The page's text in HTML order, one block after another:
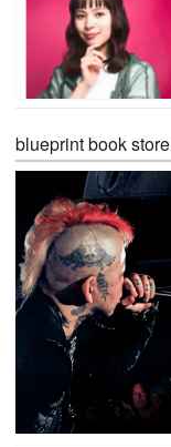
blueprint book store